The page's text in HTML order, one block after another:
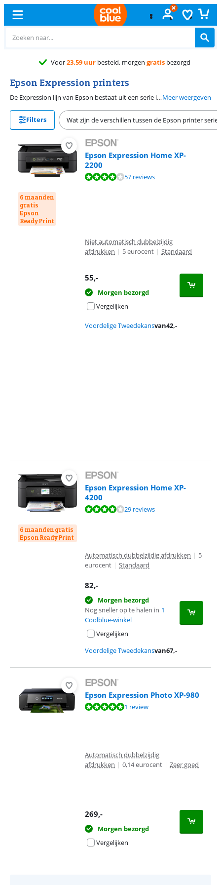
Voor23.59 uurbesteld, morgengratisbezorgd
Epson Expression printers
De Expression lijn van Epson bestaat uit een serie inkjet printers geschikt voor thuisgebruik. Dankzij de All-in-one functies druk je kleurenprints af, scan je documenten en maak je kopieën. Alle hebben Epson Expression printers een hoge printresolutie, waardoor je gedetailleerde foto's en afbeeldingen print. Via wifi verbind je de Epson Expression, waardoor je direct vanaf je laptop, tablet en smartphone een printopdracht stuurt. Deze reeks printers heeft afzonderlijke cartridges, waardoor je alleen de kleur vervangt die op is.Meer weergeven
Filters Wat zijn de verschillen tussen de Epson printer
6 maanden
gratis
Epson
ReadyPrint
Epson Expression Home XP-
2200
Beoordeling is 7,9 van de 10, gebaseerd op 57 reviews.
57 reviews
Niet automatisch dubbelzijdig
afdrukken | 5 eurocent | Standaard
55,-
Morgen bezorgd
Vergelijken
Voordelige Tweedekansvan42,-
6 maanden gratis
Epson ReadyPrint
Epson Expression Home XP-
4200
Beoordeling is 8,4 van de 10, gebaseerd op 29 reviews.
29 reviews
Automatisch dubbelzijdig afdrukken | 5
eurocent | Standaard
82,-
Morgen bezorgd
Nog sneller op te halen in 1
Coolblue-winkel
Vergelijken
Voordelige Tweedekansvan67,-
Epson Expression Photo XP-980
Beoordeling is 9,6 van de 10, gebaseerd op 1 review.
1 review
Automatisch dubbelzijdig
afdrukken | 0,14 eurocent | Zeer goed
269,-
Morgen bezorgd
Vergelijken